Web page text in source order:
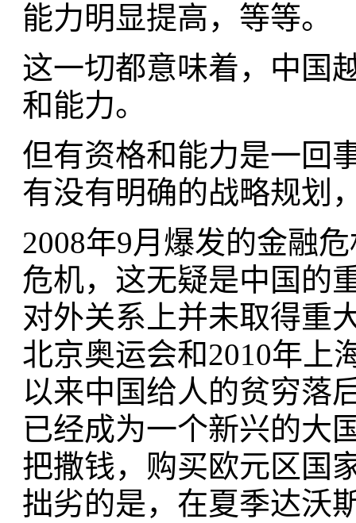
能力明显提高，等等。
这一切都意味着，中国
和能力。
但有资格和能力是一回
有没有明确的战略规划
2008年9月爆发的金融
危机，这无疑是中国的
对外关系上并未取得重
北京奥运会和2010年上
以来中国给人的贫穷落
已经成为一个新兴的大
把撒钱，购买欧元区国
拙劣的是，在夏季达沃